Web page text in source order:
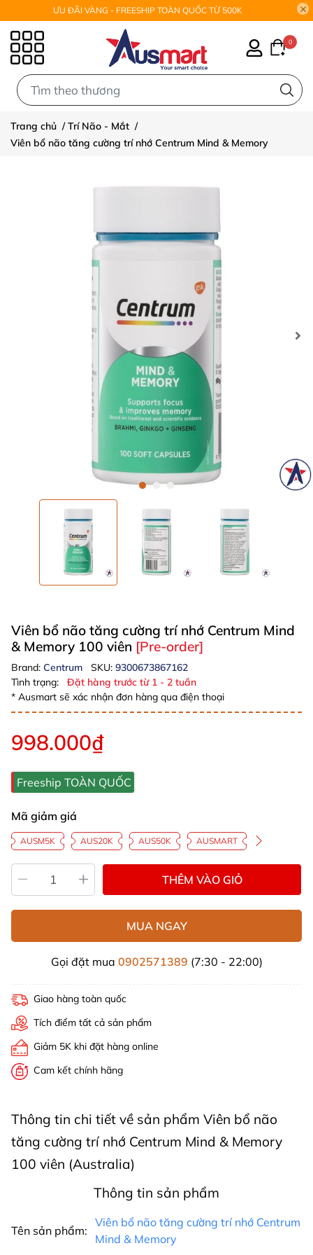
ƯU ĐÃI VÀNG - FREESHIP TOÀN QUỐC TỪ 500K
0
Trang chủ /Trí Não - Mắt /
Viên bổ não tăng cường trí nhớ Centrum Mind & Memory
Viên bổ não tăng cường trí nhớ Centrum Mind
& Memory 100 viên [Pre-order]
Brand: Centrum SKU: 9300673867162
Tình trạng:
Đặt hàng trước từ 1 - 2 tuần
* Ausmart sẽ xác nhận đơn hàng qua điện thoại
998.000₫
Freeship TOÀN QUỐC
Mã giảm giá
AUSM5K AUS20K AUS50K AUSMART
THÊM VÀO GIỎ
MUA NGAY
Gọi đặt mua 0902571389 (7:30 - 22:00)
Giao hàng toàn quốc
Tích điểm tất cả sản phẩm
Giảm 5K khi đặt hàng online
Cam kết chính hãng
Thông tin chi tiết về sản phẩm Viên bổ não
tăng cường trí nhớ Centrum Mind & Memory
100 viên (Australia)
Thông tin sản phẩm
Tên sản phẩm:
Viên bổ não tăng cường trí nhớ Centrum
Mind & Memory